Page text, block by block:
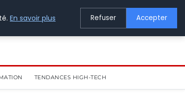
TENDANCES HIGH-TECH
En savoir plus Refuser Accepter